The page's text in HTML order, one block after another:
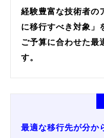
経験豊富な技術者の
に移行すべき対象」
ご予算に合わせた最
す。
最適な移行先が分か